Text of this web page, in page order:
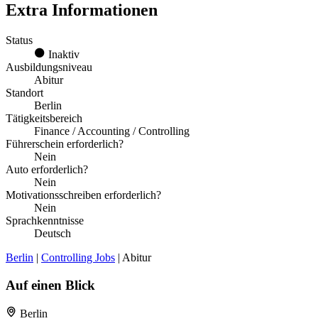
Extra Informationen
Status
Inaktiv
Ausbildungsniveau
Abitur
Standort
Berlin
Tätigkeitsbereich
Finance / Accounting / Controlling
Führerschein erforderlich?
Nein
Auto erforderlich?
Nein
Motivationsschreiben erforderlich?
Nein
Sprachkenntnisse
Deutsch
Berlin | Controlling Jobs | Abitur
Auf einen Blick
Berlin